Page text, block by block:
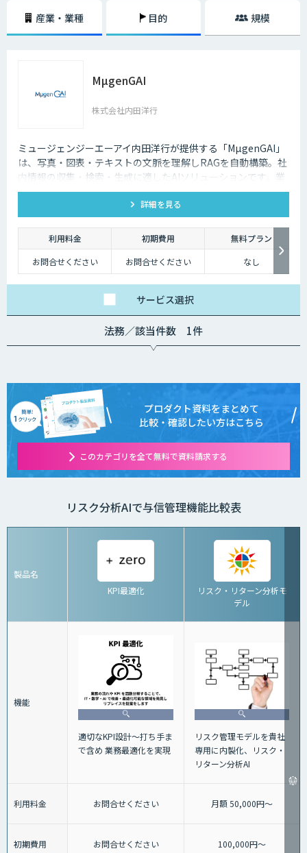
る新しいAI技術の研究が進んでいます。今後、与信審査など社会の重要な
産業・業種 目的 規模
MµgenGAI
株式会社内田洋行
ミュージェンジーエーアイ内田洋行が提供する「MµgenGAI」
は、写真・図表・テキストの文脈を理解しRAGを自動構築。社
内情報の収集・検索・生成に適したAIソリューションです。業
種を問わず業務効率とナレッジ活用を支援します。
詳細を見る
利用料金 初期費用
無料プラン
お問合せください
お問合せください なし
サービス選択
法務／該当件数 1件
プロダクト資料をまとめて
比較・確認したい方はこちら
このカテゴリを全て無料で資料請求する
リスク分析AIで与信管理機能比較表
製品名
KPI最適化
リスク・リターン分析モ
デル
機能
適切なKPI設計～打ち手ま
で含め 業務最適化を実現
リスク管理モデルを貴社
専用に内製化、リスク・
リターン分析AI
利用料金 お問合せください 月額 50,000円～
初期費用 お問合せください 100,000円～